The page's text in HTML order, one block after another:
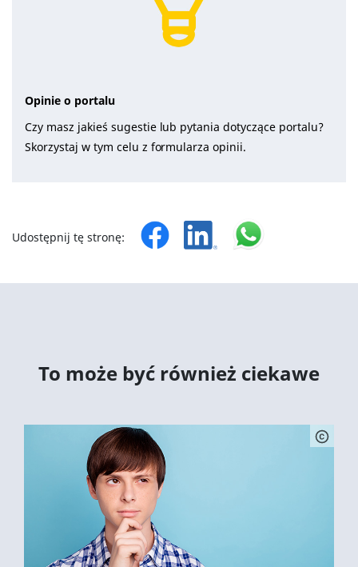
Opinie o portalu
Czy masz jakieś sugestie lub pytania dotyczące portalu?
Skorzystaj w tym celu z formularza opinii.
Udostępnij tę stronę:
To może być również ciekawe